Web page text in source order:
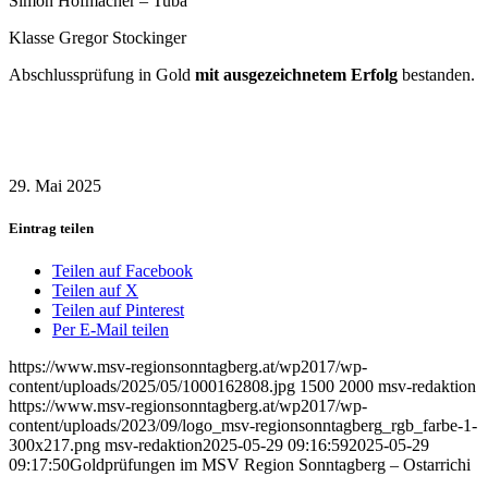
Klasse Gregor Stockinger
Abschlussprüfung in Gold mit ausgezeichnetem Erfolg bestanden.
29. Mai 2025
Eintrag teilen
Teilen auf Facebook
Teilen auf X
Teilen auf Pinterest
Per E-Mail teilen
https://www.msv-regionsonntagberg.at/wp2017/wp-
content/uploads/2025/05/1000162808.jpg 1500 2000 msv-redaktion
https://www.msv-regionsonntagberg.at/wp2017/wp-
content/uploads/2023/09/logo_msv-regionsonntagberg_rgb_farbe-1-
300x217.png msv-redaktion2025-05-29 09:16:592025-05-29
09:17:50Goldprüfungen im MSV Region Sonntagberg – Ostarrichi